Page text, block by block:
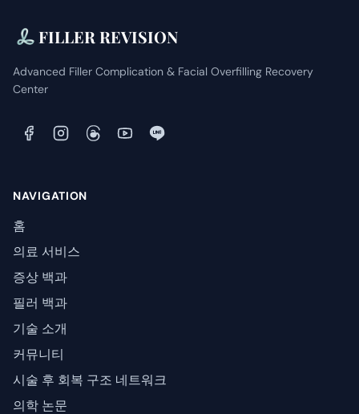
FILLER REVISION
Advanced Filler Complication & Facial Overfilling Recovery
Center
NAVIGATION
홈
의료 서비스
증상 백과
필러 백과
기술 소개
커뮤니티
시술 후 회복 구조 네트워크
의학 논문